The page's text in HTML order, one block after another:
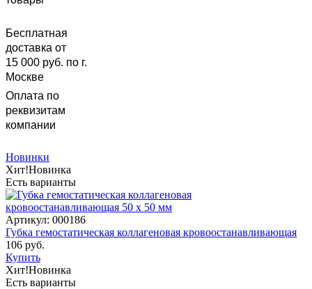
Бесплатная
доставка от
15 000 руб. по г.
Москве
Оплата по
реквизитам
компании
Новинки
Хит!Новинка
Есть варианты
Артикул: 000186
Губка гемостатическая коллагеновая кровоостанавливающая
106 руб.
Купить
Хит!Новинка
Есть варианты